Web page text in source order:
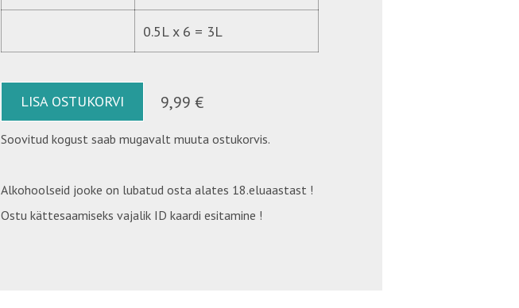
0.5L x 6 = 3L
LISA OSTUKORVI 9,99 €
Soovitud kogust saab mugavalt muuta ostukorvis.
Alkohoolseid jooke on lubatud osta alates 18.eluaastast !
Ostu kättesaamiseks vajalik ID kaardi esitamine !